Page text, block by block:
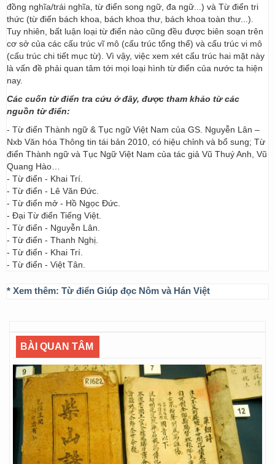
đồng nghĩa/trái nghĩa, từ điển song ngữ, đa ngữ...) và Từ điển tri
thức (từ điển bách khoa, bách khoa thư, bách khoa toàn thư...).
Tuy nhiên, bất luận loại từ điển nào cũng đều được biên soạn trên
cơ sở của các cấu trúc vĩ mô (cấu trúc tổng thể) và cấu trúc vi mô
(cấu trúc chi tiết mục từ). Vì vậy, việc xem xét cấu trúc hai mặt này
là vấn đề phải quan tâm tới mọi loại hình từ điển của nước ta hiện
nay.
Các cuốn từ điển tra cứu ở đây, được tham khảo từ các
nguồn từ điển:
- Từ điển Thành ngữ & Tục ngữ Việt Nam của GS. Nguyễn Lân –
Nxb Văn hóa Thông tin tái bản 2010, có hiệu chỉnh và bổ sung; Từ
điển Thành ngữ và Tục Ngữ Việt Nam của tác giả Vũ Thuý Anh, Vũ
Quang Hào…
- Từ điển - Khai Trí.
- Từ điển - Lê Văn Đức.
- Từ điển mở - Hồ Ngọc Đức.
- Đại Từ điển Tiếng Việt.
- Từ điển - Nguyễn Lân.
- Từ điển - Thanh Nghị.
- Từ điển - Khai Trí.
- Từ điển - Việt Tân.
* Xem thêm: Từ điển Giúp đọc Nôm và Hán Việt
BÀI QUAN TÂM